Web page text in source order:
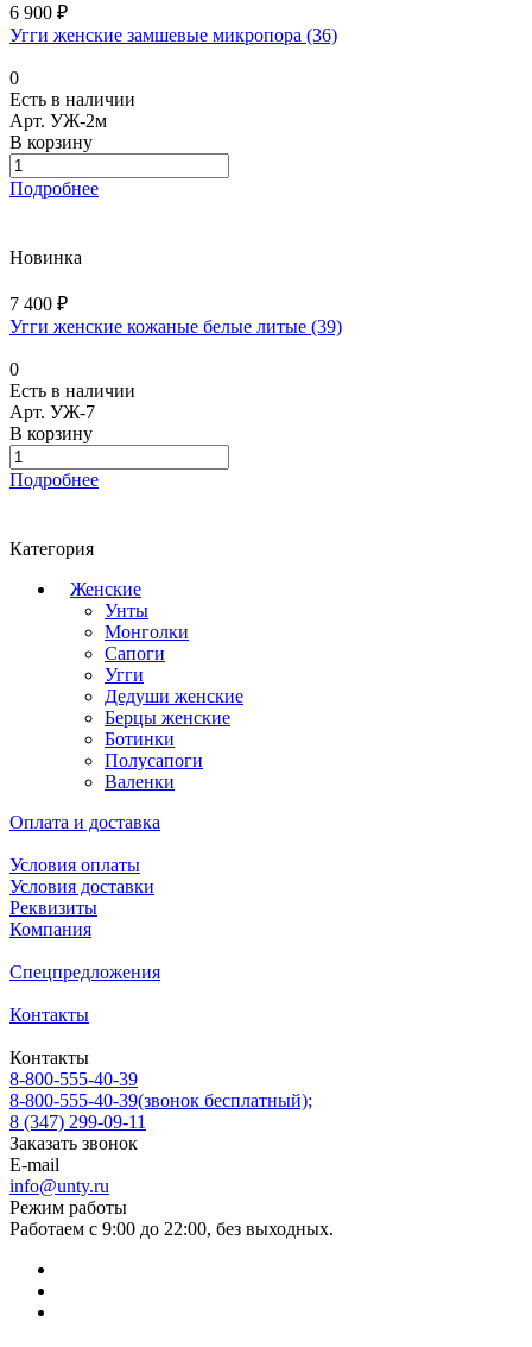
6 900 ₽
Угги женские замшевые микропора (36)
0
Есть в наличии
Арт. УЖ-2м
В корзину
Подробнее
Новинка
7 400 ₽
Угги женские кожаные белые литые (39)
0
Есть в наличии
Арт. УЖ-7
В корзину
Подробнее
Категория
Женские
Унты
Монголки
Сапоги
Угги
Дедуши женские
Берцы женские
Ботинки
Полусапоги
Валенки
Оплата и доставка
Условия оплаты
Условия доставки
Реквизиты
Компания
Спецпредложения
Контакты
Контакты
8-800-555-40-39
8-800-555-40-39(звонок бесплатный);
8 (347) 299-09-11
Заказать звонок
E-mail
info@unty.ru
Режим работы
Работаем с 9:00 до 22:00, без выходных.